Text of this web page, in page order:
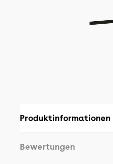
Produktinformationen
Bewertungen